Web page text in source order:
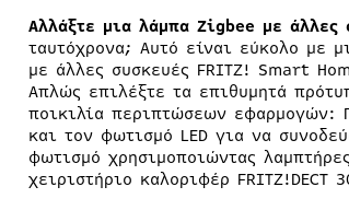
Αλλάξτε μια λάμπα Zigbee με άλλες
ταυτόχρονα; Αυτό είναι εύκολο με
με άλλες συσκευές FRITZ! Smart
Απλώς επιλέξτε τα επιθυμητά
ποικιλία περιπτώσεων εφαρμογών:
και τον φωτισμό LED για να
φωτισμό χρησιμοποιώντας
χειριστήριο καλοριφέρ FRITZ!DECT